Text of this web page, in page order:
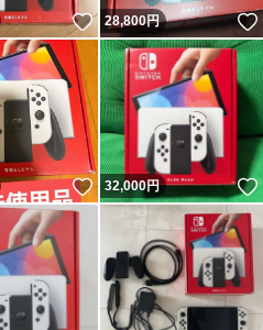
いいね！
28,800円
いいね！
32,000円